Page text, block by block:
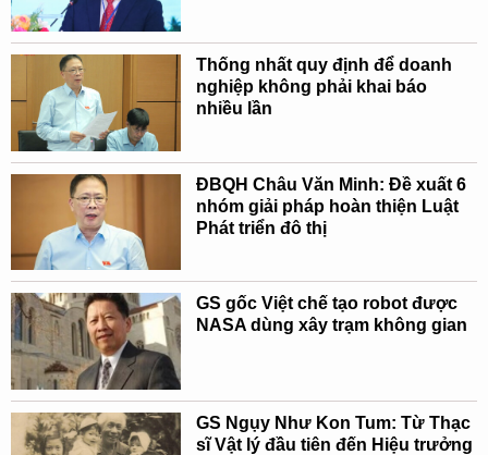
Thống nhất quy định để doanh
nghiệp không phải khai báo
nhiều lần
ĐBQH Châu Văn Minh: Đề xuất 6
nhóm giải pháp hoàn thiện Luật
Phát triển đô thị
GS gốc Việt chế tạo robot được
NASA dùng xây trạm không gian
GS Ngụy Như Kon Tum: Từ Thạc
sĩ Vật lý đầu tiên đến Hiệu trưởng